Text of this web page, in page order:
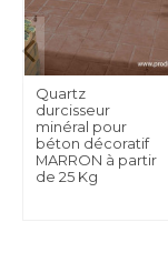
Quartz
durcisseur
minéral pour
béton décoratif
MARRON à partir
de 25 Kg